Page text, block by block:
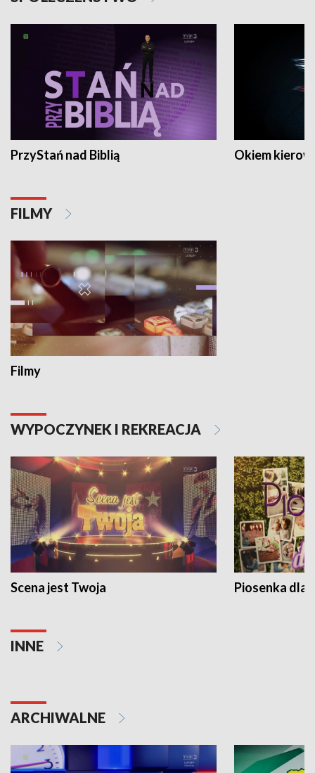
PrzyStań nad Biblią Okiem
FILMY
Filmy
WYPOCZYNEK I REKREACJA
Scena jest Twoja Piosenka dla
INNE
ARCHIWALNE